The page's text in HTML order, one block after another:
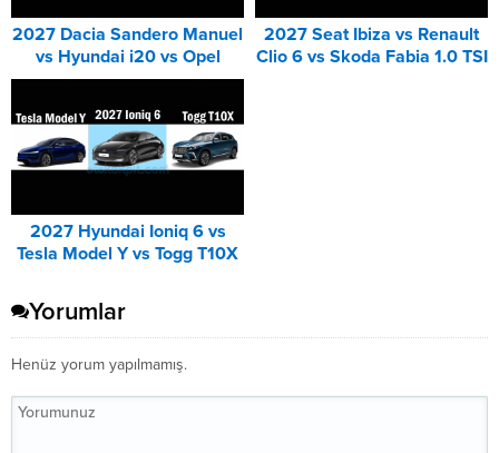
2027 Dacia Sandero Manuel
vs Hyundai i20 vs Opel
Corsa Karşılaştırması
2027 Seat Ibiza vs Renault
Clio 6 vs Skoda Fabia 1.0 TSI
2027 Hyundai Ioniq 6 vs
Tesla Model Y vs Togg T10X
Yorumlar
Henüz yorum yapılmamış.